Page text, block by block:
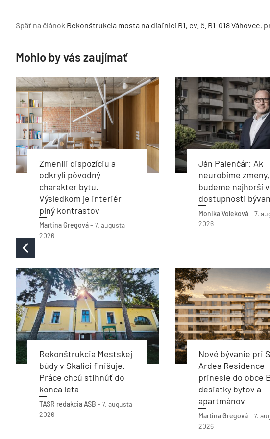
Späť na článok Rekonštrukcia mosta na diaľnici R1, ev. č. R1-018 Váhovce,
Mohlo by vás zaujímať
Zmenili dispozíciu a
odkryli pôvodný
charakter bytu.
Výsledkom je interiér
plný kontrastov
Martina Gregová- 7. augusta
2026
Ján Palenčár: Ak
neurobíme
budeme najhorší v
dostupnosti
Monika Voleková-7.
2026
Rekonštrukcia Mestskej
búdy v Skalici finišuje.
Práce chcú stihnúť do
konca leta
TASR redakcia ASB - 7. augusta
2026
Nové bývanie pri
Ardea Residence
prinesie do obce
desiatky bytov a
apartmánov
Martina Gregová-7.
2026